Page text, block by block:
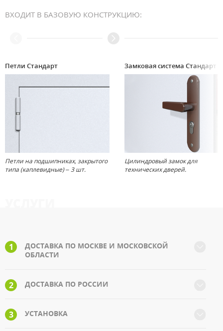
ВХОДИТ В БАЗОВУЮ КОНСТРУКЦИЮ:
Петли Стандарт
Петли на подшипниках, закрытого
типа (каплевидные) – 3 шт.
Цилиндровый замок для
технических дверей.
1
ДОСТАВКА ПО МОСКВЕ И МОСКОВСКОЙ
ОБЛАСТИ
2 ДОСТАВКА ПО РОССИИ
3 УСТАНОВКА